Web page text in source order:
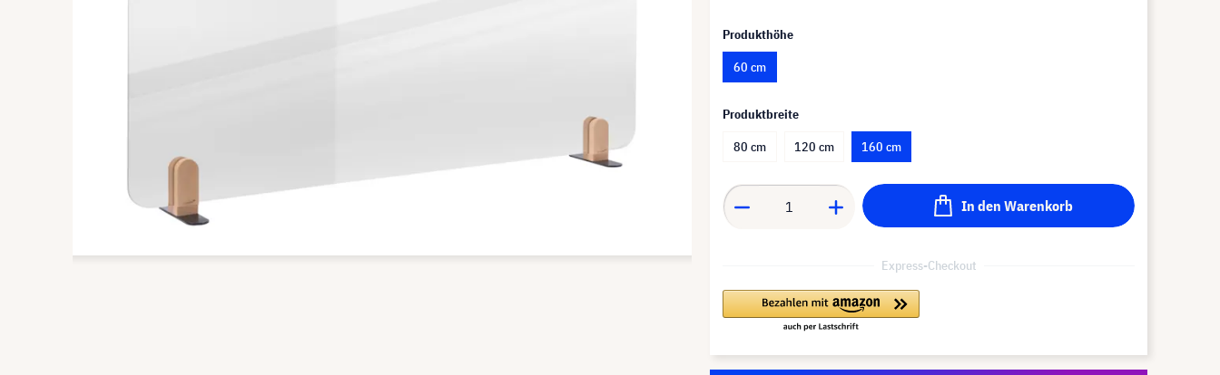
Produkthöhe
60 cm
Produktbreite
80 cm
120 cm 160 cm
In den Warenkorb
Express-Checkout